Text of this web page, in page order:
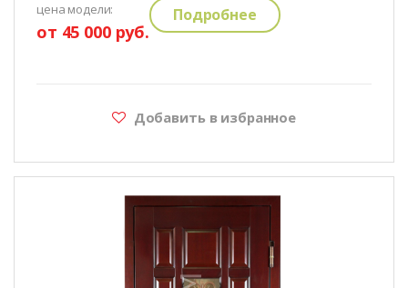
цена модели:
от 45 000 руб.
Подробнее
Добавить в избранное